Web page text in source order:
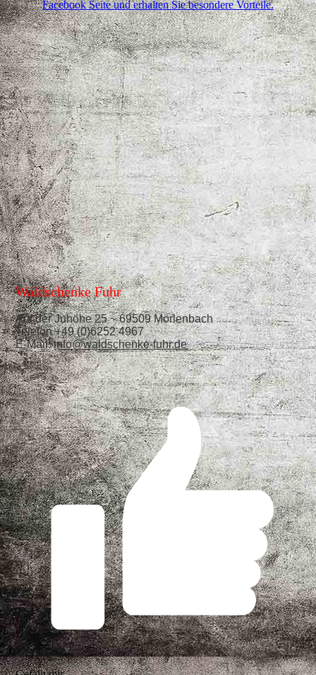
Facebook Seite und erhalten Sie besondere Vorteile.
Waldschenke Fuhr
Auf der Juhöhe 25 ~ 69509 Mörlenbach
Telefon +49 (0)6252 4967
E-Mail:info@waldschenke-fuhr.de